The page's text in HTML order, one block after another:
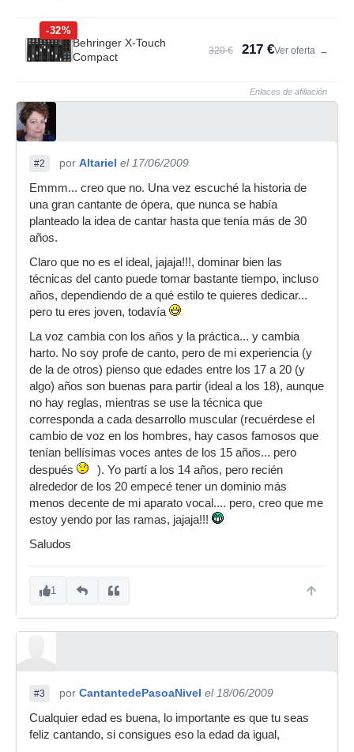
-32%
Behringer X-Touch
Compact
320 € 217 €Ver oferta →
Enlaces de afiliación
#2 por Altariel el 17/06/2009
Emmm... creo que no. Una vez escuché la historia de
una gran cantante de ópera, que nunca se había
planteado la idea de cantar hasta que tenía más de 30
años.
Claro que no es el ideal, jajaja!!!, dominar bien las
técnicas del canto puede tomar bastante tiempo, incluso
años, dependiendo de a qué estilo te quieres dedicar...
pero tu eres joven, todavía
La voz cambia con los años y la práctica... y cambia
harto. No soy profe de canto, pero de mi experiencia (y
de la de otros) pienso que edades entre los 17 a 20 (y
algo) años son buenas para partir (ideal a los 18), aunque
no hay reglas, mientras se use la técnica que
corresponda a cada desarrollo muscular (recuérdese el
cambio de voz en los hombres, hay casos famosos que
tenían bellísimas voces antes de los 15 años... pero
después
). Yo partí a los 14 años, pero recién
alrededor de los 20 empecé tener un dominio más
menos decente de mi aparato vocal.... pero, creo que me
estoy yendo por las ramas, jajaja!!!
Saludos
1
#3 por CantantedePasoaNivel el 18/06/2009
Cualquier edad es buena, lo importante es que tu seas
feliz cantando, si consigues eso la edad da igual,